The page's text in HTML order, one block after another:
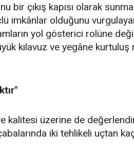
bir çıkış kapısı olarak
imkânlar olduğunu
yol gösterici rolüne
kılavuz ve yegâne
kalitesi üzerine de
iki tehlikeli uçtan